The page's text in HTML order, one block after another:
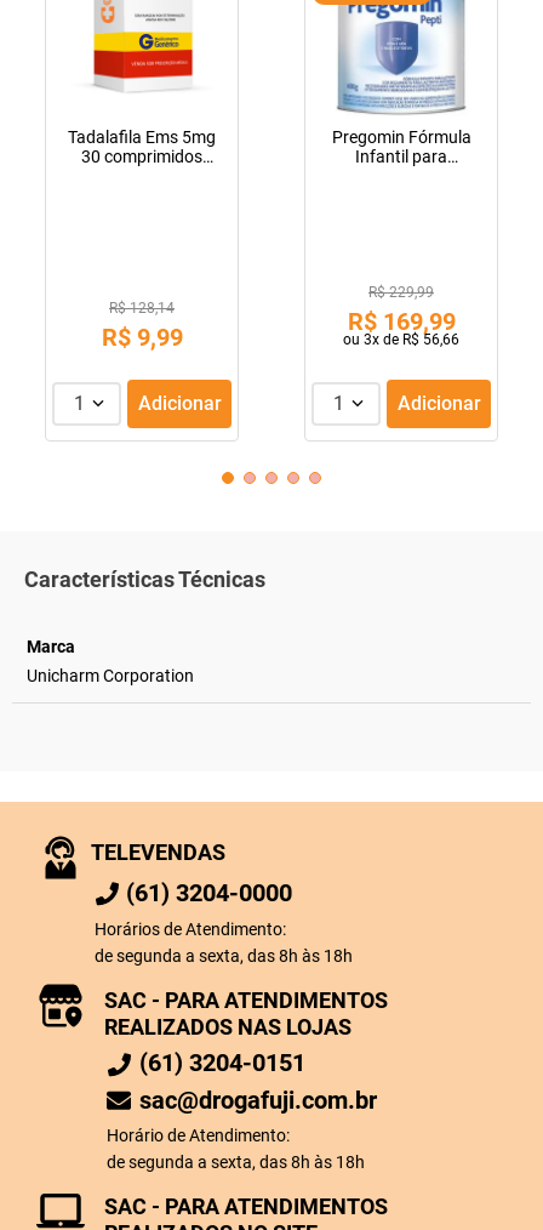
Tadalafila Ems 5mg
30 comprimidos
R$ 128,14
R$ 9,99
1 Adicionar
Pregomin Fórmula
Infantil para
R$ 229,99
R$ 169,99
ou 3x de R$ 56,66
1 Adicionar
Características Técnicas
Marca
Unicharm Corporation
TELEVENDAS
(61) 3204-0000
Horários de Atendimento:
de segunda a sexta, das 8h às 18h
SAC - PARA ATENDIMENTOS
SAC - PARA ATENDIMENTOS
REALIZADOS NAS LOJAS
(61) 3204-0151
sac@drogafuji.com.br
Horário de Atendimento:
de segunda a sexta, das 8h às 18h